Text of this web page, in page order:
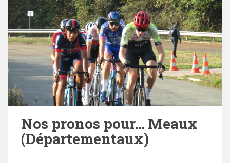
Nos pronos pour… Meaux
(Départementaux)